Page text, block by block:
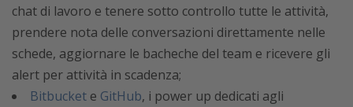
chat di lavoro e tenere sotto controllo tutte le attività,
prendere nota delle conversazioni direttamente nelle
schede, aggiornare le bacheche del team e ricevere gli
alert per attività in scadenza;
Bitbucket e GitHub, i power up dedicati agli